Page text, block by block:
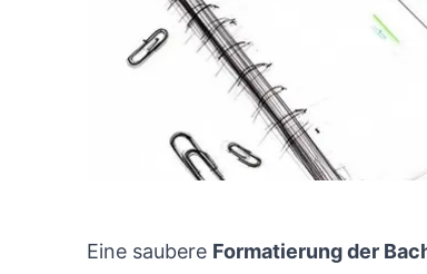
Eine saubere Formatierung der